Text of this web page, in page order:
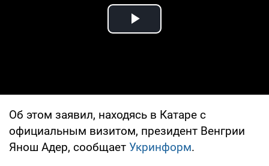
Play Video
Об этом заявил, находясь в Катаре с
официальным визитом, президент Венгрии
Янош Адер, сообщает Укринформ.